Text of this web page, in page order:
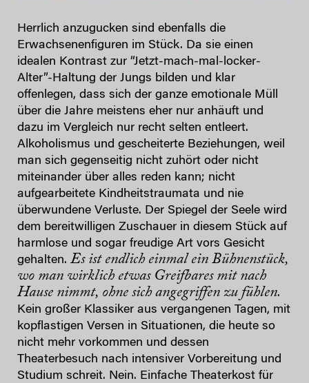
Herrlich anzugucken sind ebenfalls die
Erwachsenenfiguren im Stück. Da sie einen
idealen Kontrast zur “Jetzt-mach-mal-locker-
Alter”-Haltung der Jungs bilden und klar
offenlegen, dass sich der ganze emotionale Müll
über die Jahre meistens eher nur anhäuft und
dazu im Vergleich nur recht selten entleert.
Alkoholismus und gescheiterte Beziehungen, weil
man sich gegenseitig nicht zuhört oder nicht
miteinander über alles reden kann; nicht
aufgearbeitete Kindheitstraumata und nie
überwundene Verluste. Der Spiegel der Seele wird
dem bereitwilligen Zuschauer in diesem Stück auf
harmlose und sogar freudige Art vors Gesicht
gehalten. Es ist endlich einmal ein Bühnenstück,
wo man wirklich etwas Greifbares mit nach
Hause nimmt, ohne sich angegriffen zu fühlen.
Kein großer Klassiker aus vergangenen Tagen, mit
kopflastigen Versen in Situationen, die heute so
nicht mehr vorkommen und dessen
Theaterbesuch nach intensiver Vorbereitung und
Studium schreit. Nein. Einfache Theaterkost für